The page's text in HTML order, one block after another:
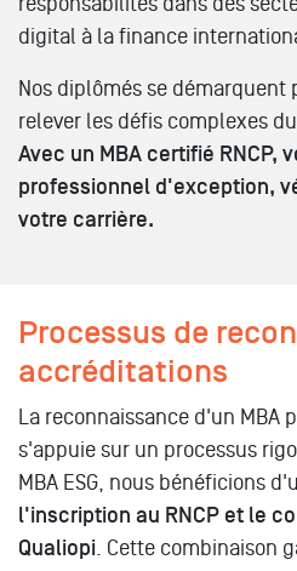
digital à la finance
Nos diplômés se démarquent
relever les défis complexes
Avec un MBA certifié RNCP,
professionnel d'exception,
votre carrière.
Processus de
accréditations
La reconnaissance d'un MBA
s'appuie sur un processus
MBA ESG, nous bénéficions
l'inscription au RNCP et le
Qualiopi. Cette combinaison